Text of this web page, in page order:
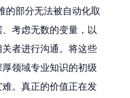
的部分无法被自动化取
考虑无数的变量，以
者进行沟通。将这些
领域专业知识的初级
。真正的价值正在发